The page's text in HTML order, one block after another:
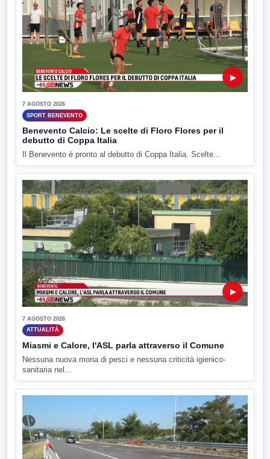
▶
7 AGOSTO 2026
SPORT BENEVENTO
Benevento Calcio: Le scelte di Floro Flores per il
debutto di Coppa Italia
Il Benevento è pronto al debutto di Coppa Italia. Scelte...
▶
7 AGOSTO 2026
ATTUALITÀ
Miasmi e Calore, l'ASL parla attraverso il Comune
Nessuna nuova moria di pesci e nessuna criticità igienico-
sanitaria nel...